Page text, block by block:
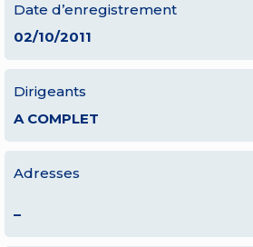
Date d’enregistrement
02/10/2011
Dirigeants
A COMPLET
Adresses
–